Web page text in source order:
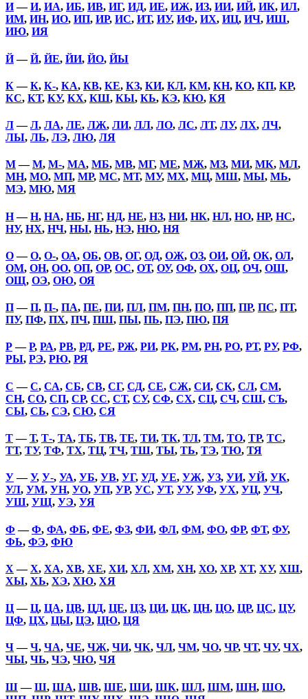
И—И, ИА, ИБ, ИВ, ИГ, ИД, ИЕ, ИЖ, ИЗ, ИИ, ИЙ, ИК, ИЛ,
ИМ, ИН, ИО, ИП, ИР, ИС, ИТ, ИУ, ИФ, ИХ, ИЦ, ИЧ, ИШ,
ИЮ, ИЯ
Й—Й, ЙЕ, ЙИ, ЙО, ЙЫ
К—К, К-, КА, КВ, КЕ, КЗ, КИ, КЛ, КМ, КН, КО, КП, КР,
КС, КТ, КУ, КХ, КШ, КЫ, КЬ, КЭ, КЮ, КЯ
Л—Л, ЛА, ЛЕ, ЛЖ, ЛИ, ЛЛ, ЛО, ЛС, ЛТ, ЛУ, ЛХ, ЛЧ,
ЛЫ, ЛЬ, ЛЭ, ЛЮ, ЛЯ
М—М, М-, МА, МБ, МВ, МГ, МЕ, МЖ, МЗ, МИ, МК, МЛ,
МН, МО, МП, МР, МС, МТ, МУ, МХ, МЦ, МШ, МЫ, МЬ,
МЭ, МЮ, МЯ
Н—Н, НА, НБ, НГ, НД, НЕ, НЗ, НИ, НК, НЛ, НО, НР, НС,
НУ, НХ, НЧ, НЫ, НЬ, НЭ, НЮ, НЯ
О—О, О-, ОА, ОБ, ОВ, ОГ, ОД, ОЖ, ОЗ, ОИ, ОЙ, ОК, ОЛ,
ОМ, ОН, ОО, ОП, ОР, ОС, ОТ, ОУ, ОФ, ОХ, ОЦ, ОЧ, ОШ,
ОЩ, ОЭ, ОЮ, ОЯ
П—П, П-, ПА, ПЕ, ПИ, ПЛ, ПМ, ПН, ПО, ПП, ПР, ПС, ПТ,
ПУ, ПФ, ПХ, ПЧ, ПШ, ПЫ, ПЬ, ПЭ, ПЮ, ПЯ
Р—Р, РА, РВ, РД, РЕ, РЖ, РИ, РК, РМ, РН, РО, РТ, РУ, РФ,
РЫ, РЭ, РЮ, РЯ
С —С, СА, СБ, СВ, СГ, СД, СЕ, СЖ, СИ, СК, СЛ, СМ,
СН, СО, СП, СР, СС, СТ, СУ, СФ, СХ, СЦ, СЧ, СШ, СЪ,
СЫ, СЬ, СЭ, СЮ, СЯ
Т—Т, Т-, ТА, ТБ, ТВ, ТЕ, ТИ, ТК, ТЛ, ТМ, ТО, ТР, ТС,
ТТ, ТУ, ТФ, ТХ, ТЦ, ТЧ, ТШ, ТЫ, ТЬ, ТЭ, ТЮ, ТЯ
У—У, У-, УА, УБ, УВ, УГ, УД, УЕ, УЖ, УЗ, УИ, УЙ, УК,
УЛ, УМ, УН, УО, УП, УР, УС, УТ, УУ, УФ, УХ, УЦ, УЧ,
УШ, УЩ, УЭ, УЯ
Ф —Ф, ФА, ФБ, ФЕ, ФЗ, ФИ, ФЛ, ФМ, ФО, ФР, ФТ, ФУ,
ФЬ, ФЭ, ФЮ
Х —Х, ХА, ХВ, ХЕ, ХИ, ХЛ, ХМ, ХН, ХО, ХР, ХТ, ХУ, ХШ,
ХЫ, ХЬ, ХЭ, ХЮ, ХЯ
Ц—Ц, ЦА, ЦВ, ЦД, ЦЕ, ЦЗ, ЦИ, ЦК, ЦН, ЦО, ЦР, ЦС, ЦУ,
ЦФ, ЦХ, ЦЫ, ЦЭ, ЦЮ, ЦЯ
Ч—Ч, ЧА, ЧЕ, ЧЖ, ЧИ, ЧК, ЧЛ, ЧМ, ЧО, ЧР, ЧТ, ЧУ, ЧХ,
ЧЫ, ЧЬ, ЧЭ, ЧЮ, ЧЯ
Ш—Ш, ША, ШВ, ШЕ, ШИ, ШК, ШЛ, ШМ, ШН, ШО,